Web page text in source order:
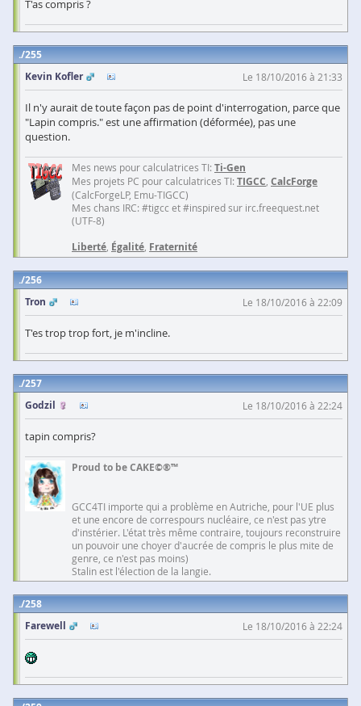
T'as compris ?
255
Kevin Kofler
Le 18/10/2016 à 21:33
Il n'y aurait de toute façon pas de point d'interrogation, parce que
"Lapin compris." est une affirmation (déformée), pas une
question.
Mes news pour calculatrices TI: Ti-Gen
Mes projets PC pour calculatrices TI: TIGCC CalcForge
(CalcForgeLP, Emu-TIGCC)
Mes chans IRC: #tigcc et #inspired sur irc.freequest.net
(UTF-8)
Liberté Égalité Fraternité
256
Tron
Le 18/10/2016 à 22:09
T'es trop trop fort, je m'incline.
257
Godzil
Le 18/10/2016 à 22:24
tapin compris?
Proud to be CAKE©®™
GCC4TI importe qui a problème en Autriche, pour l'UE plus
et une encore de correspours nucléaire, ce n'est pas ytre
d'instérier. L'état très même contraire, toujours reconstruire
un pouvoir une choyer d'aucrée de compris le plus mite de
genre, ce n'est pas moins)
Stalin est l'élection de la langie.
258
Farewell
Le 18/10/2016 à 22:24